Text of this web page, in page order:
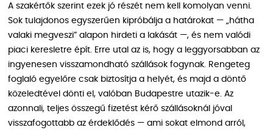
A szakértők szerint ezek jó részét nem kell komolyan venni.
Sok tulajdonos egyszerűen kipróbálja a határokat — „hátha
valaki megveszi” alapon hirdeti a lakását —, és nem valódi
piaci keresletre épít. Erre utal az is, hogy a leggyorsabban az
ingyenesen visszamondható szállások fogynak. Rengeteg
foglaló egyelőre csak biztosítja a helyét, és majd a döntő
közeledtével dönti el, valóban Budapestre utazik-e. Az
azonnali, teljes összegű fizetést kérő szállásoknál jóval
visszafogottabb az érdeklődés — ami sokat elmond arról,